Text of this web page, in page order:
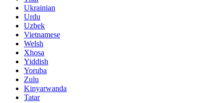
Ukrainian
Urdu
Uzbek
Vietnamese
Welsh
Xhosa
Yiddish
Yoruba
Zulu
Kinyarwanda
Tatar